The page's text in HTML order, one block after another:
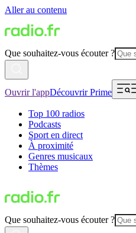
Aller au contenu
Que souhaitez-vous écouter ?
Ouvrir l'appDécouvrir Prime
Top 100 radios
Podcasts
Sport en direct
À proximité
Genres musicaux
Thèmes
Que souhaitez-vous écouter ?